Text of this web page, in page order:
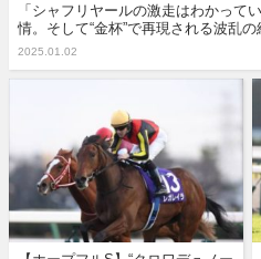
「シャフリヤールの激走はわかって
情。そして“金杯”で再現される波乱の
2025.01.02